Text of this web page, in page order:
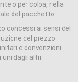
o per colpa, nella
del pacchetto.
concessi ai sensi del
del prezzo
e convenzioni
dagli altri.